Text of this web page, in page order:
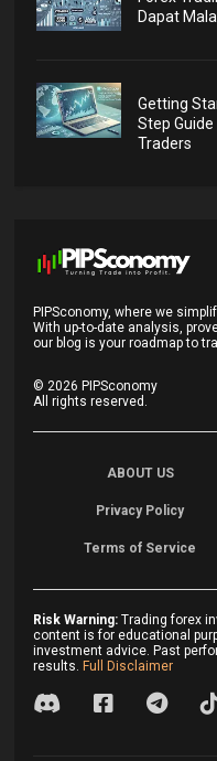
Dapat
Getting
Step
Traders
PIPSconomy, where we
With up-to-date analysis,
our blog is your roadmap to
© 2026 PIPSconomy
All rights reserved.
ABOUT US
Privacy Policy
Terms of Service
Risk Warning: Trading forex
content is for educational
investment advice. Past
results.Full Disclaimer